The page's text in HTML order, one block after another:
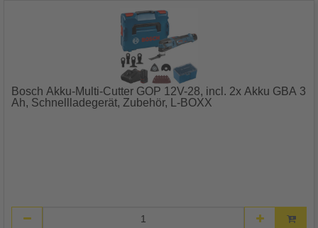
Bosch Akku-Multi-Cutter GOP 12V-28, incl. 2x Akku GBA 3
Ah, Schnellladegerät, Zubehör, L-BOXX